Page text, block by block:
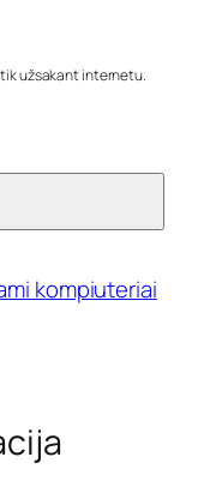
užsakant internetu.
kompiuteriai